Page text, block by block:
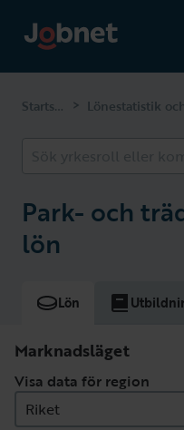
Startsidan >
Park- och
lön
Lön
Marknadsläget
Visa data för region
Riket